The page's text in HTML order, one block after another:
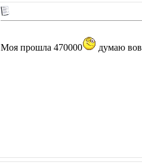
Моя прошла 470000 думаю